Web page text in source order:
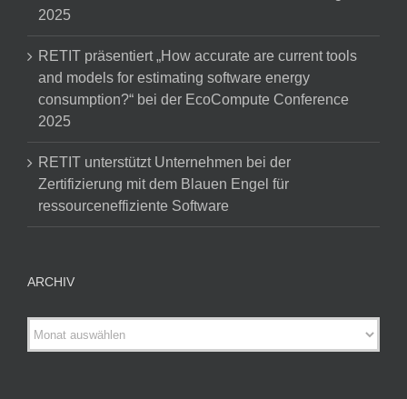
2025
RETIT präsentiert „How accurate are current tools
and models for estimating software energy
consumption?“ bei der EcoCompute Conference
2025
RETIT unterstützt Unternehmen bei der
Zertifizierung mit dem Blauen Engel für
ressourceneffiziente Software
ARCHIV
ARCHIV